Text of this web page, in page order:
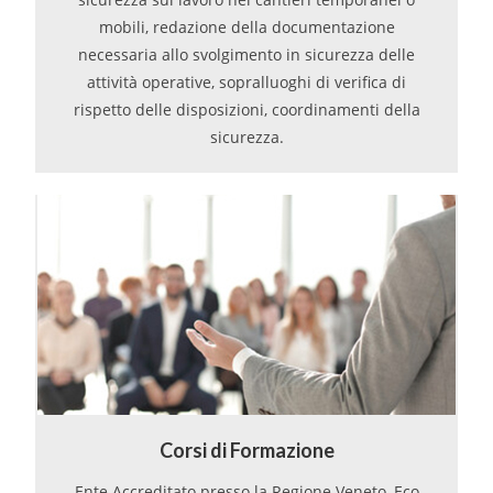
mobili, redazione della documentazione
necessaria allo svolgimento in sicurezza delle
attività operative, sopralluoghi di verifica di
rispetto delle disposizioni, coordinamenti della
sicurezza.
Corsi di Formazione